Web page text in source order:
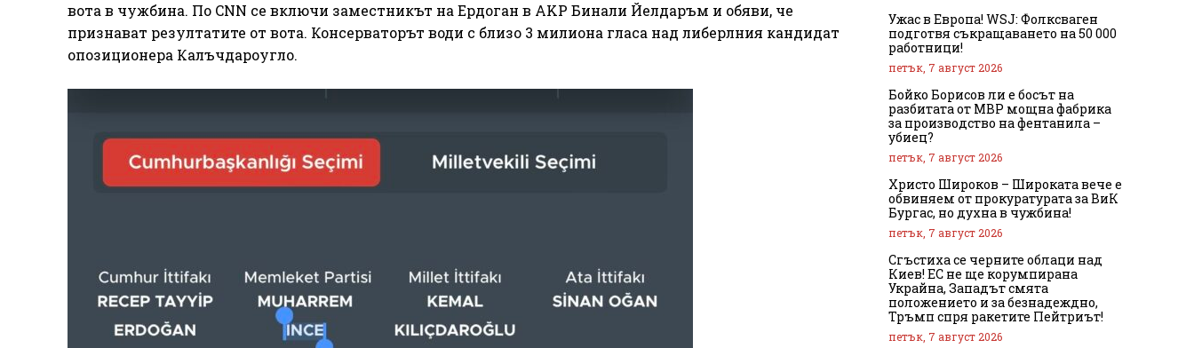
вота в чужбина. По CNN се включи заместникът на Ердоган в AKP Бинали Йелдаръм и обяви, че
признават резултатите от вота. Консерваторът води с близо 3 милиона гласа над либерлния кандидат
опозиционера Калъчдароугло.
Ужас в Европа! WSJ: Фолксваген
подготвя съкращаването на 50 000
работници!
петък, 7 август 2026
Бойко Борисов ли е босът на
разбитата от МВР мощна фабрика
за производство на фентанила –
убиец?
петък, 7 август 2026
Христо Широков – Широката вече е
обвиняем от прокуратурата за ВиК
Бургас, но духна в чужбина!
петък, 7 август 2026
Сгъстиха се черните облаци над
Киев! ЕС не ще корумпирана
Украйна, Западът смята
положението и за безнадеждно,
Тръмп спря ракетите Пейтриът!
петък, 7 август 2026